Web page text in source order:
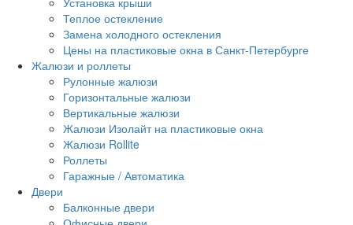
Теплое остекление
Замена холодного остекления
Цены на пластиковые окна в Санкт-Петербурге
Жалюзи и роллеты
Рулонные жалюзи
Горизонтальные жалюзи
Вертикальные жалюзи
Жалюзи Изолайт на пластиковые окна
Жалюзи Rollite
Роллеты
Гаражные / Автоматика
Двери
Балконные двери